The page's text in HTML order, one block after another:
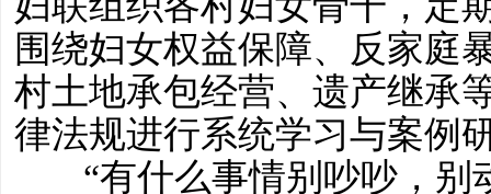
围绕妇女权益保障、反家庭
村土地承包经营、遗产继承
律法规进行系统学习与案例
“有什么事情别吵吵，